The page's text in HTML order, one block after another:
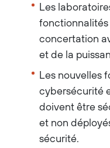
Les
fonctionnalités
concertation
et de la
Les nouvelles
cybersécurité
doivent être
et non
sécurité.